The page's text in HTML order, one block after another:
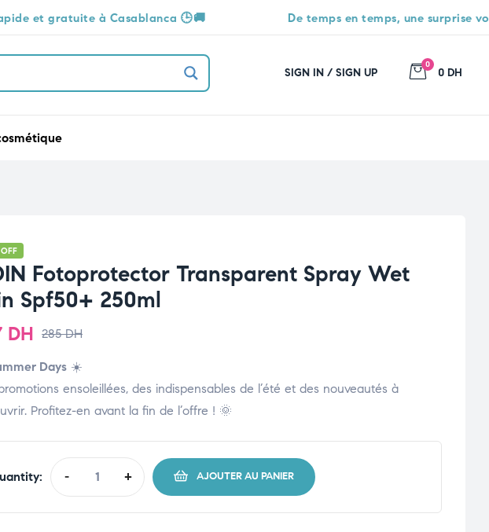
Casablanca 🕒🚚 De temps en temps, une surprise vous attend 🎁
SIGN IN / SIGN UP
0
0 DH
Fotoprotector Transparent Spray Wet
Spf50+ 250ml
285DH
DH
Days ☀️
ensoleillées, des indispensables de l’été et des nouveautés à
Profitez-en avant la fin de l’offre ! 🌞
- + AJOUTER AU PANIER